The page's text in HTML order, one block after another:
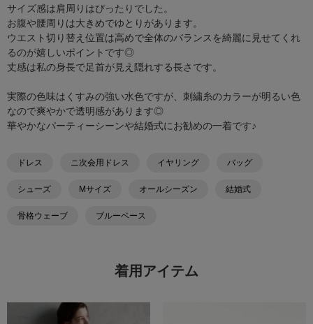
サイズ感は肩周りはぴったりでした。
お腹や腰周りは大きめでゆとりがあります。
ウエスト切り替え位置は高めで全体のバランスを綺麗に見せてくれ
るのが嬉しいポイントです◎
丈感は私の身長で足首が見え隠れする長さです。
実際の色味はくすみの強い水色ですが、刺繍糸のカラーが明るい色
なので爽やかで透明感があります◎
華やかなパーティーシーンや結婚式にお勧めの一着です♪
ドレス ニ次会用ドレス イヤリング バッグ
シューズ Mサイズ オールシーズン 結婚式
骨格ウェーブ ブルーベース
着用アイテム